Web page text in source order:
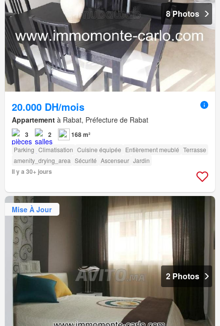
8 Photos
20.000 DH/mois
Appartement à Rabat, Préfecture de Rabat
3 2 168 m²
Parking Climatisation Cuisine équipée Entièrement meublé Terrasse
amenity_drying_area Sécurité Ascenseur Jardin
Il y a 30+ jours
Mise À Jour
2 Photos